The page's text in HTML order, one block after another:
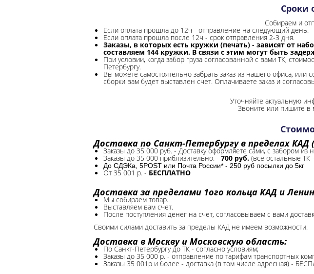
Сроки
Собираем и
Если оплата прошла до 12ч - отправление на следующий день.
Если оплата прошла после 12ч - срок отправления 2-3 дня.
Заказы, в которых есть кружки (печать) - зависят от
составляем 144 кружки. В связи с этим могут быть
При условии, когда забор груза согласованной с вами ТК,
Петербургу.
Вы можете самостоятельно забрать заказ из нашего офиса, или
сборки вам будет выставлен счет. Оплачиваете заказ и
Уточняйте актуальную
Звоните или пишите в
Доставка по Санкт-Петербургу в пределах КАД
Заказы до 35 000 руб. - Доставку оформляете сами, с забором из
Заказы до 35 000 приблизительно. - 700 руб. (все остальные ТК
До СДЭКа, 5POST или Почта России* - 250 руб посылки до 5кг
От 35 001 р. - БЕСПЛАТНО
Доставка за пределами 1ого кольца КАД и
Мы собираем товар.
Выставляем вам счет.
После поступления денег на счет, согласовываем с вами
Своими силами доставить за пределы КАД не имеем возможности.​
Доставка в Москву и Московскую область:
По Санкт-Петербургу до ТК - согласно условиям;
Заказы до 35 000 р. - отправление по тарифам транспортных
Заказы 35 001р и более - доставка (в том числе адресная) -